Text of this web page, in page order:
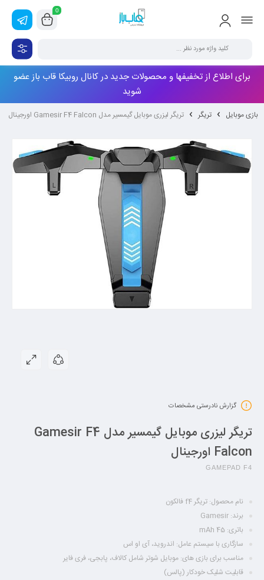
0
برای اطلاع از تخفیفها و محصولات جدید در کانال روبیکا قاب باز عضو
شوید
بازی موبایل تریگر تریگر لیزری موبایل گیمسیر مدل Gamesir F4 Falcon اورجینال
گزارش نادرستی مشخصات
تریگر لیزری موبایل گیمسیر مدل Gamesir F4
Falcon اورجینال
GAMEPAD F4
نام محصول: تریگر f4 فالکون
برند: Gamesir
باتری: 45 mAh
سازگاری با سیستم عامل: اندروید، آی او اس
مناسب برای بازی های: موبایل شوتر شامل کالاف، پابجی، فری فایر
قابلیت شلیک خودکار (پالس)